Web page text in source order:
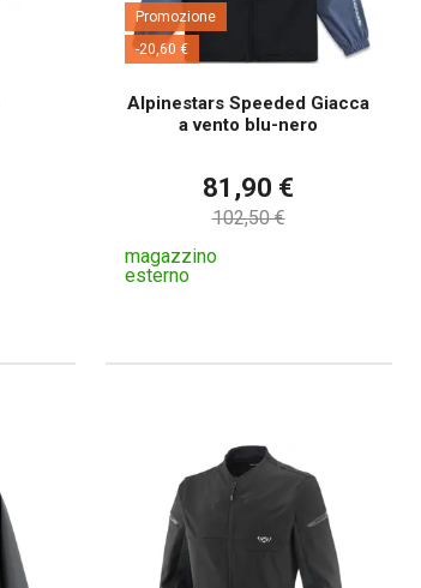
Promozione
-20,60 €
Alpinestars Speeded Giacca
a vento blu-nero
81,90 €
102,50 €
magazzino
esterno